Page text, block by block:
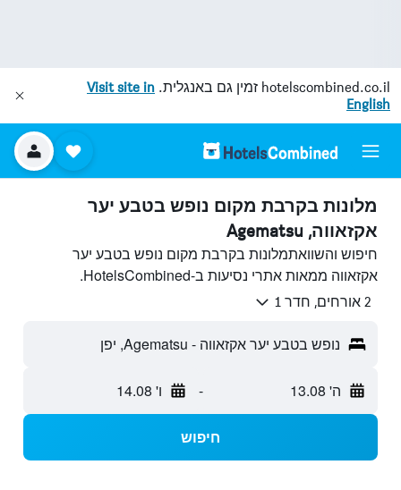
hotelscombined.co.il זמין גם באנגלית. Visit site in
English
מלונות בקרבת מקום נופש בטבע יער
אקזאווה, Agematsu
חיפוש והשוואתמלונות בקרבת מקום נופש בטבע יער
אקזאווה ממאות אתרי נסיעות ב-HotelsCombined.
2 אורחים, חדר 1
נופש בטבע יער אקזאווה - Agematsu, יפן
ה' 13.08 - ו' 14.08
חיפוש